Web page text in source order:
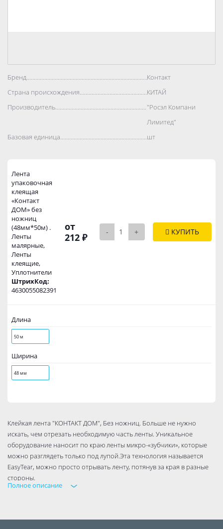
Бренд..................................................................................Контакт
Страна происхождения..................................................................................
КИТАЙ
Производитель..................................................................................
"Росэл Компани
Лимитед"
Базовая единица..................................................................................
шт
Лента
упаковочная
клеящая
«Контакт
ДОМ» без
ножниц
(48мм*50м) .
Ленты
малярные,
Ленты
клеящие,
Уплотнители
ШтрихКод:
4630055082391
от
212 ₽
- + КУПИТЬ
Длина
50 м
Ширина
48 мм
Клейкая лента "КОНТАКТ ДОМ", Без ножниц. Больше не нужно
искать, чем отрезать необходимую часть ленты. Уникальное
оборудование наносит по краю ленты микро-«зубчики», которые
можно разглядеть только под лупой.Эта технология называется
EasyTear, можно просто отрывать ленту, потянув за края в разные
стороны.
Полное описание